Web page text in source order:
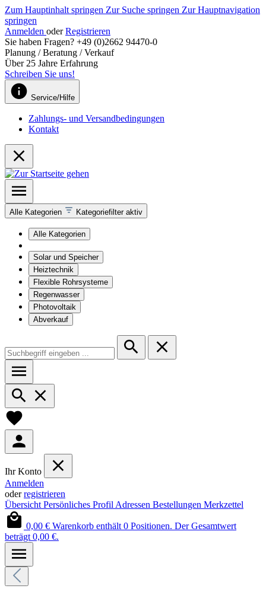
Zum Hauptinhalt springen Zur Suche springen Zur Hauptnavigation
springen
Anmelden oder Registrieren
Sie haben Fragen? +49 (0)2662 94470-0
Planung / Beratung / Verkauf
Über 25 Jahre Erfahrung
Schreiben Sie uns!
Service/Hilfe
Zahlungs- und Versandbedingungen
Kontakt
Alle Kategorien Kategoriefilter aktiv
Alle Kategorien
Solar und Speicher
Heiztechnik
Flexible Rohrsysteme
Regenwasser
Photovoltaik
Abverkauf
Ihr Konto
Anmelden
oderregistrieren
Übersicht Persönliches Profil Adressen Bestellungen Merkzettel
0,00 € Warenkorb enthält 0 Positionen. Der Gesamtwert
beträgt 0,00 €.